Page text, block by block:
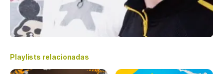
Playlists relacionadas